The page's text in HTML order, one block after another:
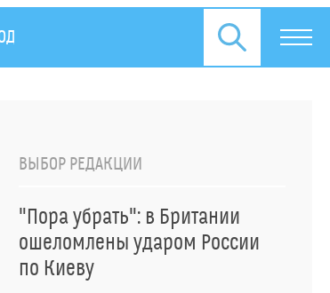
СПЕЦОПЕРАЦИЯ НА УКРАИНЕ
ВЫБОР РЕДАКЦИИ
"Пора убрать": в Британии
ошеломлены ударом России
по Киеву